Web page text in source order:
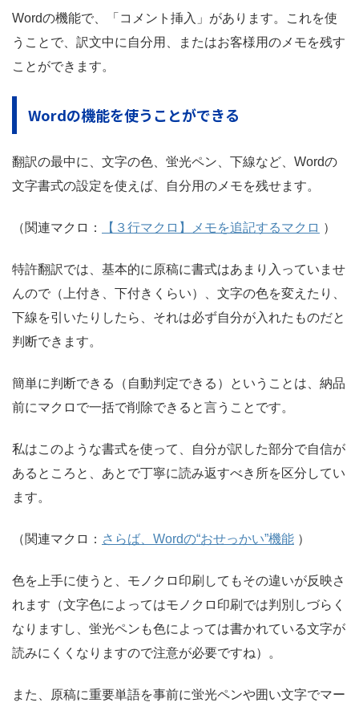
Wordの機能で、「コメント挿入」があります。これを使
うことで、訳文中に自分用、またはお客様用のメモを残す
ことができます。
Wordの機能を使うことができる
翻訳の最中に、文字の色、蛍光ペン、下線など、Wordの
文字書式の設定を使えば、自分用のメモを残せます。
（関連マクロ： 【３行マクロ】メモを追記するマクロ ）
特許翻訳では、基本的に原稿に書式はあまり入っていませ
んので（上付き、下付きくらい）、文字の色を変えたり、
下線を引いたりしたら、それは必ず自分が入れたものだと
判断できます。
簡単に判断できる（自動判定できる）ということは、納品
前にマクロで一括で削除できると言うことです。
私はこのような書式を使って、自分が訳した部分で自信が
あるところと、あとで丁寧に読み返すべき所を区分してい
ます。
（関連マクロ： さらば、Wordの“おせっかい”機能 ）
色を上手に使うと、モノクロ印刷してもその違いが反映さ
れます（文字色によってはモノクロ印刷では判別しづらく
なりますし、蛍光ペンも色によっては書かれている文字が
読みにくくなりますので注意が必要ですね）。
また、原稿に重要単語を事前に蛍光ペンや囲い文字でマー